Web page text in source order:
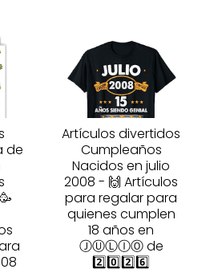
de
Artículos divertidos
Cumpleaños
Nacidos en julio
2008 - 🙌 Artículos
para regalar para
quienes cumplen
18 años en
ⒿⓊⓁⒾⓄ de
2️⃣0️⃣2️⃣6️⃣